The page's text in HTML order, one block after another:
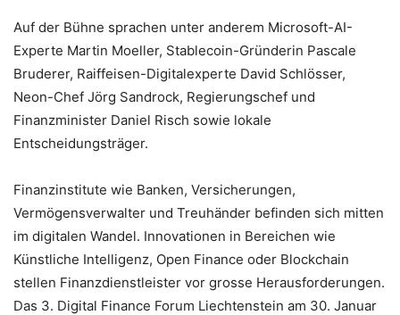
Auf der Bühne sprachen unter anderem Microsoft-AI-
Experte Martin Moeller, Stablecoin-Gründerin Pascale
Bruderer, Raiffeisen-Digitalexperte David Schlösser,
Neon-Chef Jörg Sandrock, Regierungschef und
Finanzminister Daniel Risch sowie lokale
Entscheidungsträger.
Finanzinstitute wie Banken, Versicherungen,
Vermögensverwalter und Treuhänder befinden sich mitten
im digitalen Wandel. Innovationen in Bereichen wie
Künstliche Intelligenz, Open Finance oder Blockchain
stellen Finanzdienstleister vor grosse Herausforderungen.
Das 3. Digital Finance Forum Liechtenstein am 30. Januar